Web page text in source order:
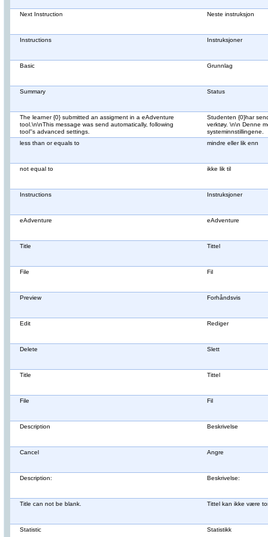
Next Instruction Neste instruksjon
Instructions Instruksjoner
Basic Grunnlag
Summary Status
The learner {0} submitted an assigment in a eAdventure
tool.\n\nThis message was send automatically, following
tool''s advanced settings.
Studenten {0}har
verktøy. \n\n Denne
systeminnstillingene.
less than or equals to
mindre eller lik enn
not equal to ikke lik til
Instructions Instruksjoner
eAdventure eAdventure
Title Tittel
File Fil
Preview Forhåndsvis
Edit Rediger
Delete Slett
Title Tittel
File Fil
Description Beskrivelse
Cancel Angre
Description: Beskrivelse:
Title can not be blank. Tittel kan ikke være
Statistic Statistikk